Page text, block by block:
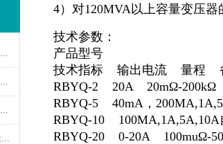
环境因素对10A直流电阻测试仪测量结果的影响
10A直流电阻测试仪在电子制造业中的应用
影响10A直流电阻测试仪测试结果的因素
测量变压器绕组直流电阻意义以及注意事项
4）对120MVA以上容量变压器
技术参数：
产品型号
技术指标 输出电流 量程
RBYQ-2 20A 20mΩ-200kΩ
RBYQ-5 40mA，
RBYQ-10
RBYQ-20 0-20A 100muΩ-